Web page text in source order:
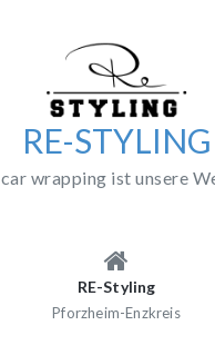
RE-STYLING
car wrapping ist unsere
RE-Styling
Pforzheim-Enzkreis